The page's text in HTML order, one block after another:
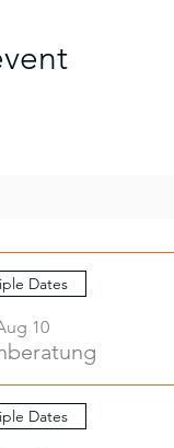
Dates
10
Dates